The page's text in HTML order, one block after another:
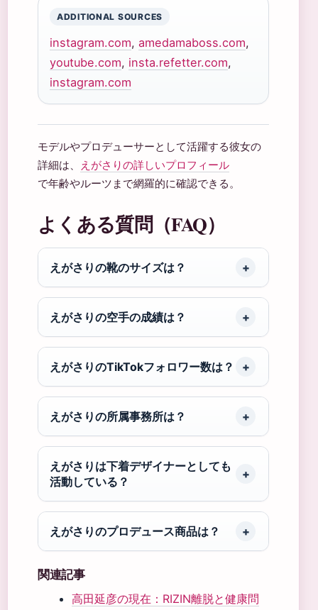
ADDITIONAL SOURCES
instagram.com, amedamaboss.com,
youtube.com, insta.refetter.com,
instagram.com
モデルやプロデューサーとして活躍する彼女の
詳細は、
えがさりの詳しいプロフィール
で年齢やルーツまで網羅的に確認できる。
よくある質問（FAQ）
えがさりの靴のサイズは？
えがさりの空手の成績は？
えがさりのTikTokフォロワー数は？
えがさりの所属事務所は？
えがさりは下着デザイナーとしても
活動している？
えがさりのプロデュース商品は？
関連記事
高田延彦の現在：RIZIN離脱と健康問